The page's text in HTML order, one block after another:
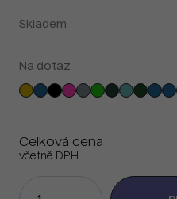
Skladem
Na dotaz
Celková cena
včetně DPH